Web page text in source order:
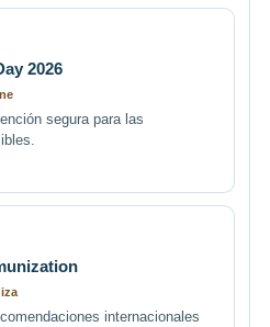
2026
segura para las
internacionales